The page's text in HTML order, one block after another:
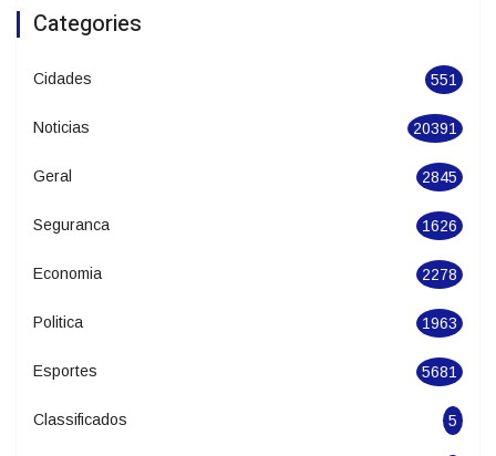
de Dança de Joinville
Categories
Cidades 551
Noticias 20391
Geral 2845
Seguranca 1626
Economia 2278
Politica 1963